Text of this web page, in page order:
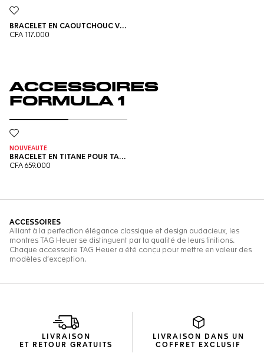
LIVRAISON
ET RETOUR GRATUITS
LIVRAISON DANS UN
COFFRET EXCLUSIF